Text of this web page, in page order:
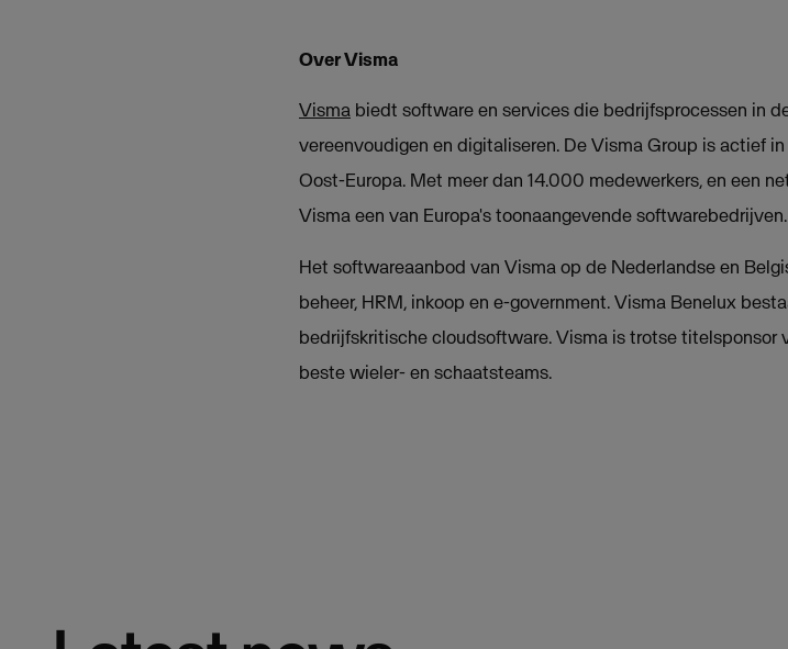
Over Visma
Visma biedt software en services die bedrijfsprocessen in
vereenvoudigen en digitaliseren. De Visma Group is actief
Oost-Europa. Met meer dan 14.000 medewerkers, en een
Visma een van Europa's toonaangevende
Het softwareaanbod van Visma op de Nederlandse en
beheer, HRM, inkoop en e-government. Visma Benelux
bedrijfskritische cloudsoftware. Visma is trotse titelsponsor
beste wieler- en schaatsteams.